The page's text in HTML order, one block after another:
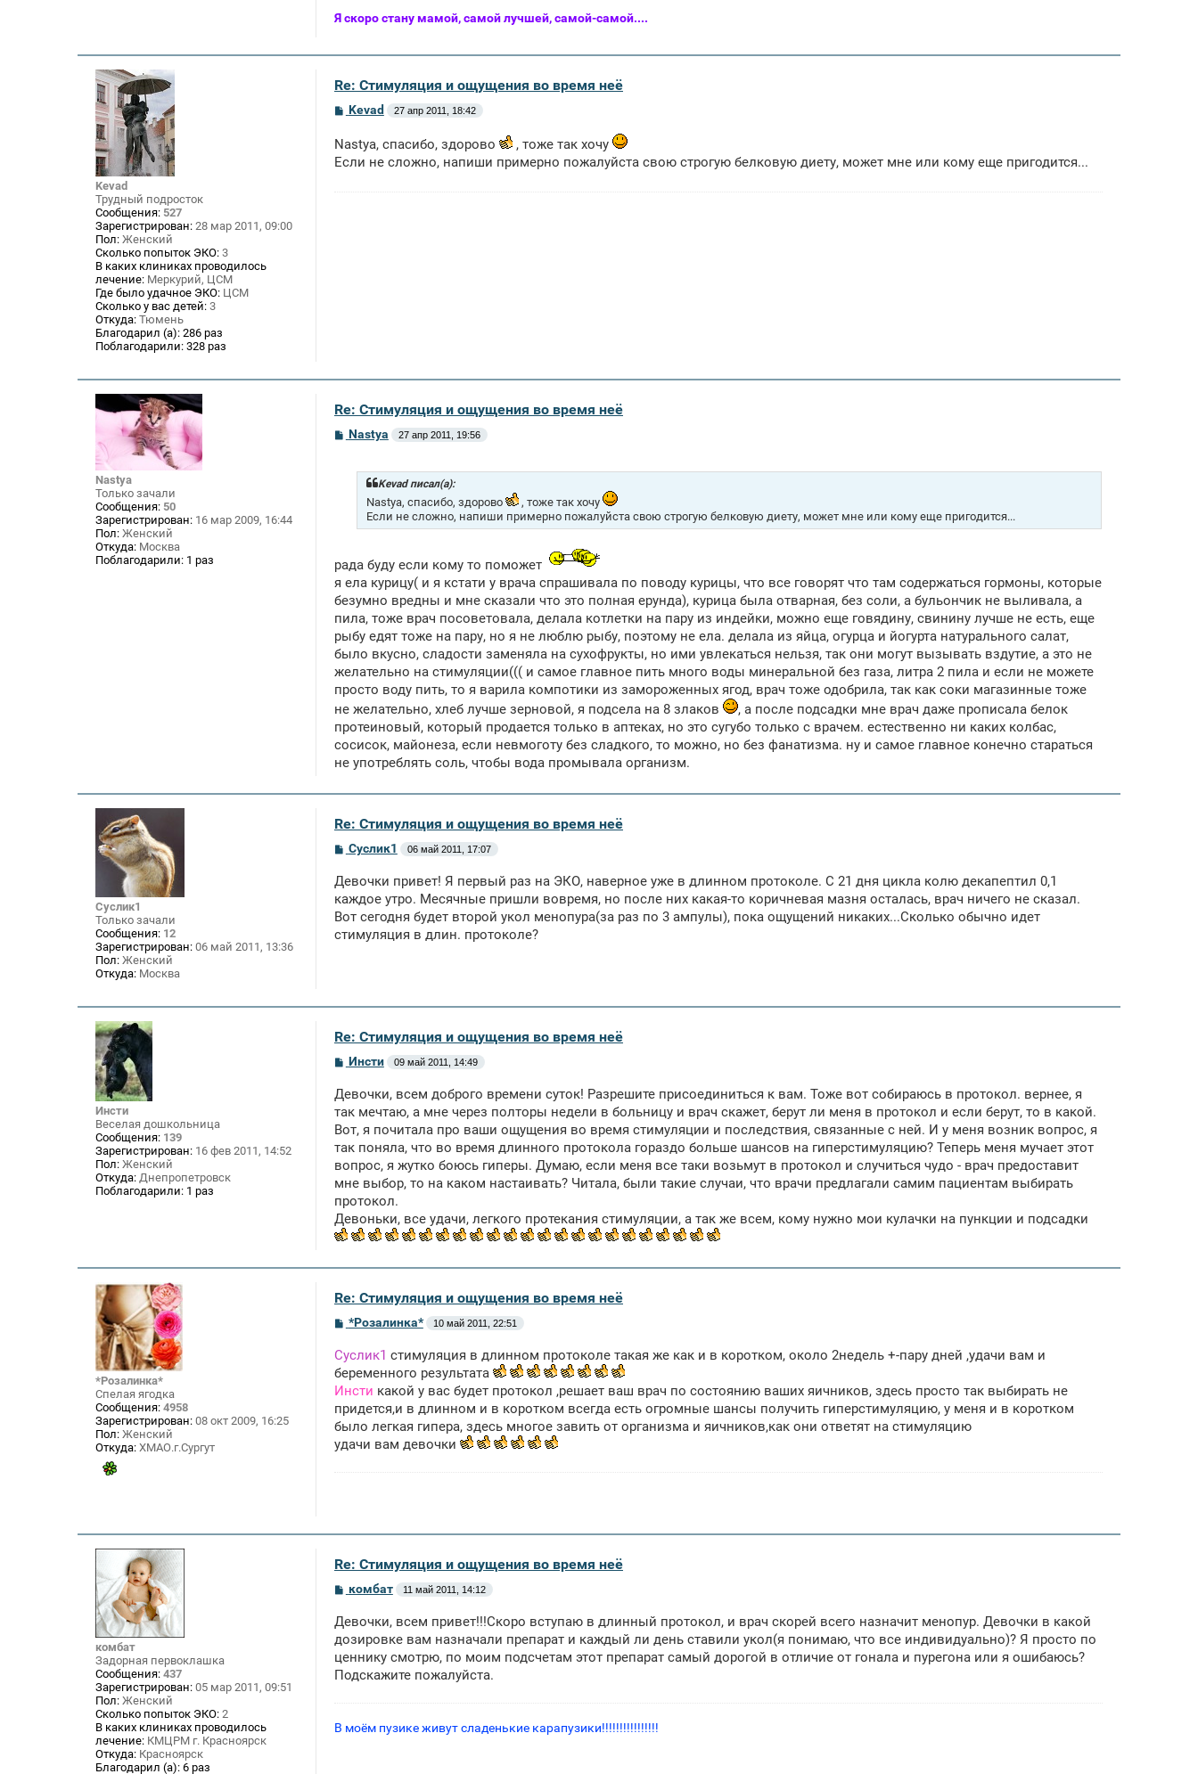
Я скоро стану мамой, самой лучшей, самой-самой....
Kevad
Трудный подросток
Сообщения: 527
Зарегистрирован: 28 мар 2011, 09:00
Пол: Женский
Сколько попыток ЭКО: 3
В каких клиниках проводилось
лечение: Меркурий, ЦСМ
Где было удачное ЭКО: ЦСМ
Сколько у вас детей: 3
Откуда: Тюмень
Благодарил (а): 286 раз
Поблагодарили: 328 раз
Re: Стимуляция и ощущения во время неё
С
б
щ
е
Kevad 27 апр 2011, 18:42
Nastya, спасибо, здорово
, тоже так хочу
Если не сложно, напиши примерно пожалуйста свою строгую белковую диету, может мне или кому еще пригодится...
Nastya
Только зачали
Сообщения: 50
Зарегистрирован: 16 мар 2009, 16:44
Пол: Женский
Откуда: Москва
Поблагодарили: 1 раз
Re: Стимуляция и ощущения во время неё
СNastya 27 апр 2011, 19:56
Kevad писал(а):
Nastya, спасибо, здорово
, тоже так хочу
Если не сложно, напиши примерно пожалуйста свою строгую белковую диету, может мне или кому еще пригодится...
рада буду если кому то поможет
я ела курицу( и я кстати у врача спрашивала по поводу курицы, что все говорят что там содержаться гормоны, которые
безумно вредны и мне сказали что это полная ерунда), курица была отварная, без соли, а бульончик не выливала, а
пила, тоже врач посоветовала, делала котлетки на пару из индейки, можно еще говядину, свинину лучше не есть, еще
рыбу едят тоже на пару, но я не люблю рыбу, поэтому не ела. делала из яйца, огурца и йогурта натурального салат,
было вкусно, сладости заменяла на сухофрукты, но ими увлекаться нельзя, так они могут вызывать вздутие, а это не
желательно на стимуляции((( и самое главное пить много воды минеральной без газа, литра 2 пила и если не можете
просто воду пить, то я варила компотики из замороженных ягод, врач тоже одобрила, так как соки магазинные тоже
не желательно, хлеб лучше зерновой, я подсела на 8 злаков
, а после подсадки мне врач даже прописала белок
протеиновый, который продается только в аптеках, но это сугубо только с врачем. естественно ни каких колбас,
сосисок, майонеза, если невмоготу без сладкого, то можно, но без фанатизма. ну и самое главное конечно стараться
не употреблять соль, чтобы вода промывала организм.
Суслик1
Только зачали
Сообщения: 12
Зарегистрирован: 06 май 2011, 13:36
Пол: Женский
Откуда: Москва
Re: Стимуляция и ощущения во время неё
С
б
щ
н
и
Суслик1 06 май 2011, 17:07
Девочки привет! Я первый раз на ЭКО, наверное уже в длинном протоколе. С 21 дня цикла колю декапептил 0,1
каждое утро. Месячные пришли вовремя, но после них какая-то коричневая мазня осталась, врач ничего не сказал.
Вот сегодня будет второй укол менопура(за раз по 3 ампулы), пока ощущений никаких...Сколько обычно идет
стимуляция в длин. протоколе?
Инсти
Веселая дошкольница
Сообщения: 139
Зарегистрирован: 16 фев 2011, 14:52
Пол: Женский
Откуда: Днепропетровск
Поблагодарили: 1 раз
Re: Стимуляция и ощущения во время неё
С
б
щ
н
и
Инсти 09 май 2011, 14:49
Девочки, всем доброго времени суток! Разрешите присоединиться к вам. Тоже вот собираюсь в протокол. вернее, я
так мечтаю, а мне через полторы недели в больницу и врач скажет, берут ли меня в протокол и если берут, то в какой.
Вот, я почитала про ваши ощущения во время стимуляции и последствия, связанные с ней. И у меня возник вопрос, я
так поняла, что во время длинного протокола гораздо больше шансов на гиперстимуляцию? Теперь меня мучает этот
вопрос, я жутко боюсь гиперы. Думаю, если меня все таки возьмут в протокол и случиться чудо - врач предоставит
мне выбор, то на каком настаивать? Читала, были такие случаи, что врачи предлагали самим пациентам выбирать
протокол.
Девоньки, все удачи, легкого протекания стимуляции, а так же всем, кому нужно мои кулачки на пункции и подсадки
*Розалинка*
Спелая ягодка
Сообщения: 4958
Зарегистрирован: 08 окт 2009, 16:25
Пол: Женский
Откуда: ХМАО.г.Сургут
Re: Стимуляция и ощущения во время неё
С
б
щ
е
н
и
*Розалинка* 10 май 2011, 22:51
Суслик1 стимуляция в длинном протоколе такая же как и в коротком, около 2недель +-пару дней ,удачи вам и
беременного результата
Инсти какой у вас будет протокол ,решает ваш врач по состоянию ваших яичников, здесь просто так выбирать не
придется,и в длинном и в коротком всегда есть огромные шансы получить гиперстимуляцию, у меня и в коротком
было легкая гипера, здесь многое завить от организма и яичников,как они ответят на стимуляцию
удачи вам девочки
комбат
Задорная первоклашка
Сообщения: 437
Зарегистрирован: 05 мар 2011, 09:51
Пол: Женский
Сколько попыток ЭКО: 2
В каких клиниках проводилось
лечение: КМЦРМ г. Красноярск
Откуда: Красноярск
Благодарил (а): 6 раз
Re: Стимуляция и ощущения во время неё
С
б
щ
н
и
комбат 11 май 2011, 14:12
Девочки, всем привет!!!Скоро вступаю в длинный протокол, и врач скорей всего назначит менопур. Девочки в какой
дозировке вам назначали препарат и каждый ли день ставили укол(я понимаю, что все индивидуально)? Я просто по
ценнику смотрю, по моим подсчетам этот препарат самый дорогой в отличие от гонала и пурегона или я ошибаюсь?
Подскажите пожалуйста.
В моём пузике живут сладенькие карапузики!!!!!!!!!!!!!!!!